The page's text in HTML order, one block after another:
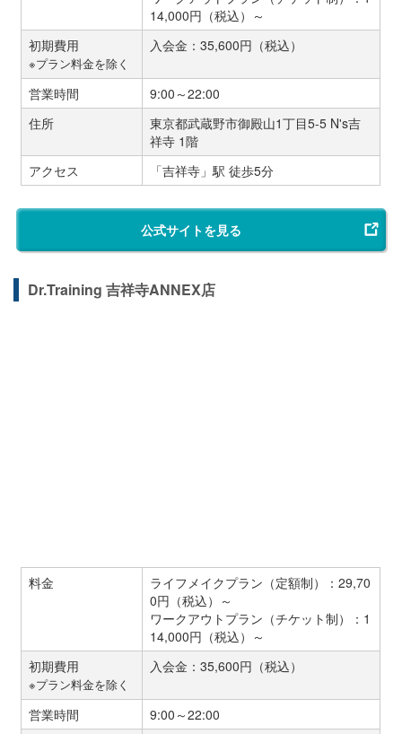
14,000円（税込）～
初期費用
※プラン料金を除く
入会金：35,600円（税込）
営業時間
9:00～22:00
住所
東京都武蔵野市御殿山1丁目5-5 N's吉
祥寺 1階
アクセス
「吉祥寺」駅 徒歩5分
公式サイトを見る
Dr.Training 吉祥寺ANNEX店
料金
ライフメイクプラン（定額制）：29,70
0円（税込）～
ワークアウトプラン（チケット制）：1
14,000円（税込）～
初期費用
※プラン料金を除く
入会金：35,600円（税込）
営業時間
9:00～22:00